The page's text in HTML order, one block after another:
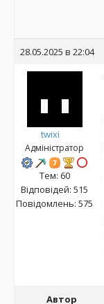
28.05.2025 в 22:04
twixi
Адміністратор
Тем: 60
Відповідей: 515
Повідомлень: 575
Автор